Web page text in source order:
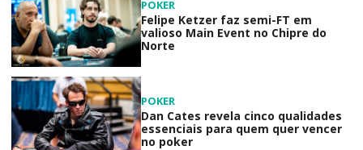
POKER
Felipe Ketzer faz semi-FT em
valioso Main Event no Chipre do
Norte
POKER
Dan Cates revela cinco qualidades
essenciais para quem quer vencer
no poker